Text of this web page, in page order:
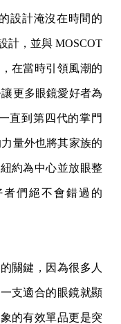
設計淹沒在時間的
計，並與 MOSCOT
在當時引領風潮的
更多眼鏡愛好者為
直到第四代的掌門
力量外也將其家族的
約為中心並放眼整
們絕不會錯過的
關鍵，因為很多人
支適合的眼鏡就顯
的有效單品更是突